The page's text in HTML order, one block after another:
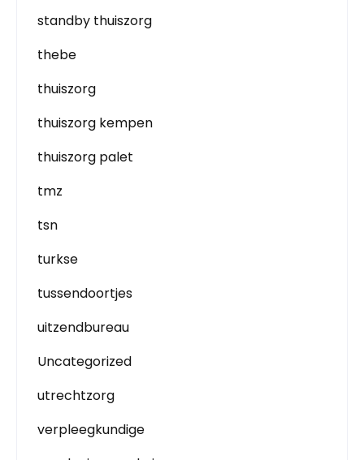
standby thuiszorg
thebe
thuiszorg
thuiszorg kempen
thuiszorg palet
tmz
tsn
turkse
tussendoortjes
uitzendbureau
Uncategorized
utrechtzorg
verpleegkundige